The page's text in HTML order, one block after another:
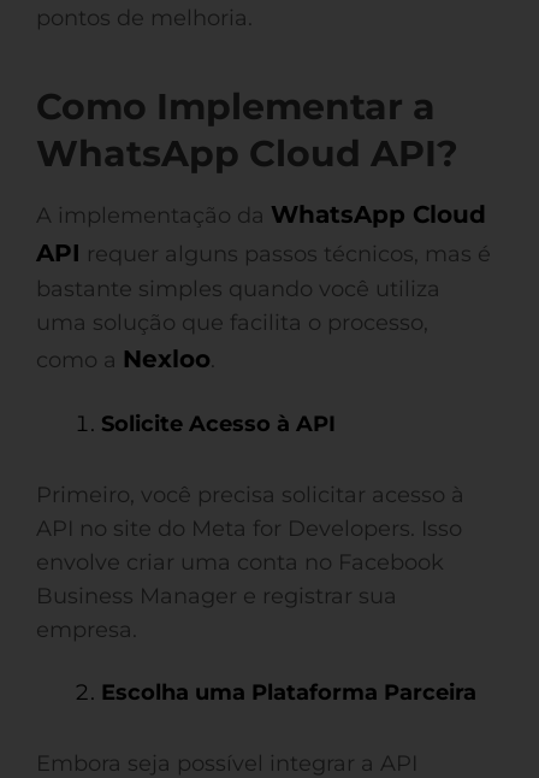
pontos de melhoria.
Como Implementar a
WhatsApp Cloud API?
A implementação da WhatsApp Cloud
API requer alguns passos técnicos, mas é
bastante simples quando você utiliza
uma solução que facilita o processo,
como a Nexloo.
Solicite Acesso à API
Primeiro, você precisa solicitar acesso à
API no site do Meta for Developers. Isso
envolve criar uma conta no Facebook
Business Manager e registrar sua
empresa.
Escolha uma Plataforma Parceira
Embora seja possível integrar a API